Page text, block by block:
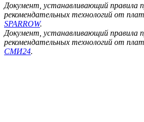
Документ, устанавливающий правила
рекомендательных технологий от
SPARROW.
Документ, устанавливающий правила
рекомендательных технологий от
СМИ24.